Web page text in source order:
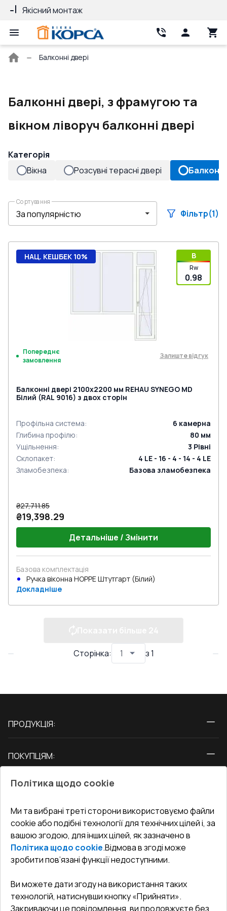
Якісний монтаж
Головна
Балконні двері
Балконні двері, з фрамугою та
вікном ліворуч балконні двері
Категорія
Вікна
Розсувні терасні двері
Сортування
Фільтр(1)
B
Rw
0.98
НАЦ. КЕШБЕК 10%
Попереднє
замовлення
Залиште відгук
Балконні двері 2100x2200 мм REHAU SYNEGO MD
Білий (RAL 9016) з двох сторін
Профільна система: 6 камерна
Глибина профілю: 80 мм
Ущільнення: 3 Рівні
Склопакет:
4 LE - 16 - 4 - 14 - 4 LE
Зламобезпека: Базова зламобезпека
₴27,711.85
₴19,398.29
Детальніше / Змінити
Базова комплектація
Ручка віконна HOPPE Штутгарт (Білий)
Докладніше
Сторінка: з1
ПРОДУКЦІЯ:
Двері
ПОКУПЦЯМ:
Блог
Адреса гіпермаркета
Як правильно заміряти вікна
СЕРВІС ТА ОБЛУГОВУВАННЯ:
Доставка і Оплата
Гарантія та Сервіс
Повернення товару
Договір публічної оферти
КОНТАКТИ
Офіс:Україна, м. Вінниця, вул. Келецька 60 кв. 61
undefined(undefined)
Політика щодо cookie
Ми та вибрані треті сторони використовуємо файли
cookie або подібні технології для технічних цілей і, за
вашою згодою, для інших цілей, як зазначено в
Політика щодо cookie.Відмова в згоді може
зробити пов’язані функції недоступними.
Ви можете дати згоду на використання таких
технологій, натиснувши кнопку «Прийняти».
Закриваючи це повідомлення, ви продовжуєте без